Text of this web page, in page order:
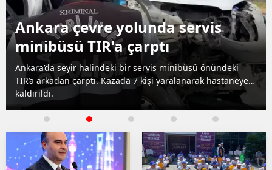
Ekranı kapatan çocuklar için
ilde doğa seferberliği
Tarım ve Orman Bakanlığı, çocuklara doğa sevgisi
için 81 ilde aile kampları düzenliyor. 40 bin kişi dijital
dünyadan uzaklaşıp tabiatla buluştu.